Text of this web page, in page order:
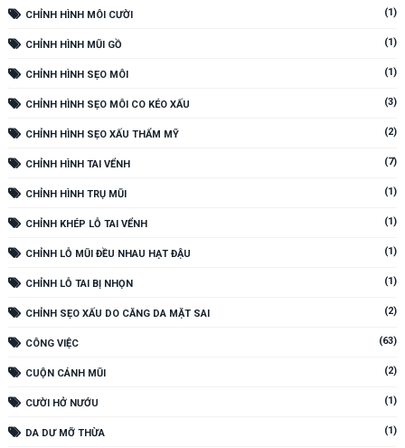
CHỈNH HÌNH MÔI CƯỜI (1)
CHỈNH HÌNH MŨI GỒ (1)
CHỈNH HÌNH SẸO MÔI (1)
CHỈNH HÌNH SẸO MÔI CO KÉO XẤU (3)
CHỈNH HÌNH SẸO XẤU THẨM MỸ (2)
CHỈNH HÌNH TAI VỂNH (7)
CHỈNH HÌNH TRỤ MŨI (1)
CHỈNH KHÉP LỖ TAI VỂNH (1)
CHỈNH LỖ MŨI ĐỀU NHAU HẠT ĐẬU (1)
CHỈNH LỖ TAI BỊ NHỌN (1)
CHỈNH SẸO XẤU DO CĂNG DA MẶT SAI (2)
CÔNG VIỆC (63)
CUỘN CÁNH MŨI (2)
CƯỜI HỞ NƯỚU (1)
DA DƯ MỠ THỪA (1)